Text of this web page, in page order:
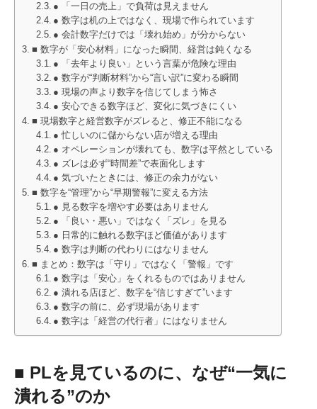
● 「一日の売上」で負荷は見えません
● 数字は机の上ではなく、現場で作られています
● 会計数字だけでは「壊れ始め」が分からない
■ 数字が「安心材料」になった瞬間、経営は鈍くなる
● 「去年より良い」という言葉が危険な理由
● 数字が“判断材料”から“言い訳”に変わる瞬間
● 現場の声より数字を信じてしまう怖さ
● 安心できる数字ほど、変化に気づきにくい
■ 現場数字と経営数字がズレると、修正不能になる
● 忙しいのに儲からない店が増える理由
● オペレーションが壊れても、数字は平然としている
● ズレは必ず“時間差”で表面化します
● 気づいたときには、修正の余力がない
■ 数字を“管理”から“早期警報”に変える方法
● 見る数字を増やす必要はありません
● 「良い・悪い」ではなく「ズレ」を見る
● 日常的に触れる数字ほど価値があります
● 数字は判断の代わりにはなりません
■ まとめ：数字は「守り」ではなく「警報」です
● 数字は「安心」をくれるものではありません
● 潰れる店ほど、数字を“信じすぎて”います
● 数字の前に、必ず現場があります
● 数字は「経営の代行者」にはなりません
■ PLを見ているのに、なぜ“一気に
潰れる”のか